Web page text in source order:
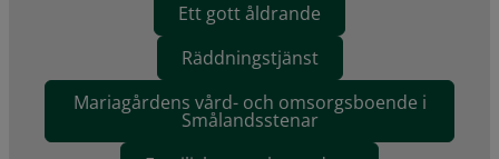
Ett gott åldrande
Räddningstjänst
Mariagårdens vård- och omsorgsboende i
Smålandsstenar